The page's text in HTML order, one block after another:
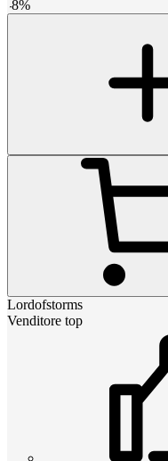
-8%
Lordofstorms
Venditore top